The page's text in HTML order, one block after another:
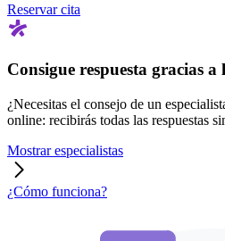
Reservar cita
Consigue respuesta gracias
¿Necesitas el consejo de un
online: recibirás todas las respuestas
Mostrar especialistas
¿Cómo funciona?